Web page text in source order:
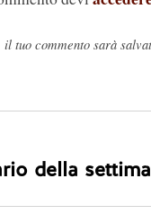
tuo commento sarà
della